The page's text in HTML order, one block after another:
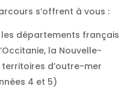
s’offrent à vous :
les départements français
la Nouvelle-
d’outre-mer
4 et 5)